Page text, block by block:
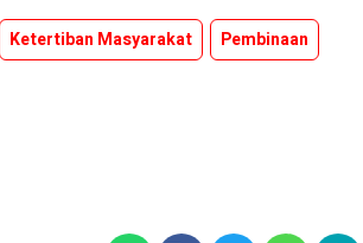
Ketertiban Masyarakat
Pembinaan